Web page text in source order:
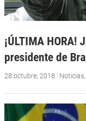
¡ÚLTIMA HORA!
presidente de
28 octubre, 2018 | Noticias,